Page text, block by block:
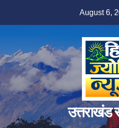
August 6,
उत्तराखंड